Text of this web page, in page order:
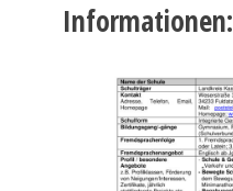
Informationen: